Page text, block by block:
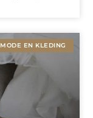
MODE EN KLEDING